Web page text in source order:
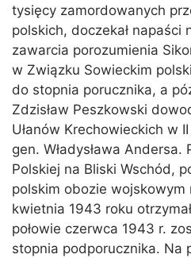
tysięcy zamordowanych
polskich, doczekał napaści
zawarcia porozumienia
w Związku Sowieckim
do stopnia porucznika, a
Zdzisław Peszkowski
Ułanów Krechowieckich w
gen. Władysława Andersa.
Polskiej na Bliski Wschód,
polskim obozie
kwietnia 1943 roku
połowie czerwca 1943 r.
stopnia podporucznika. Na